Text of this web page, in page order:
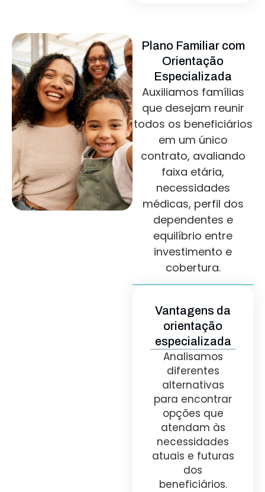
Plano Familiar com
Orientação
Especializada
Auxiliamos famílias
que desejam reunir
todos os beneficiários
em um único
contrato, avaliando
faixa etária,
necessidades
médicas, perfil dos
dependentes e
equilíbrio entre
investimento e
cobertura.
Vantagens da
orientação
especializada
Analisamos
diferentes
alternativas
para encontrar
opções que
atendam às
necessidades
atuais e futuras
dos
beneficiários.